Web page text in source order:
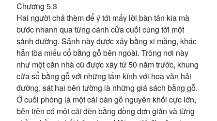
Chương 5.3
Hai người chả thèm để ý tới mấy lời bàn tán kia mà
bước nhanh qua từng cánh cửa cuối cùng tới một
sảnh đường. Sảnh này được xây bằng xi măng, khác
hẳn tòa miếu cổ bằng gỗ bên ngoài. Trông nơi này
như một căn nhà cũ được xây từ 50 năm trước, khung
cửa sổ bằng gỗ với những tấm kính với hoa văn hải
đường, sát hai bên tường là những giá sách bằng gỗ.
Ở cuối phòng là một cái bàn gỗ nguyên khối cực lớn,
bên trên có một cái đèn bằng đồng đơn giản và từng